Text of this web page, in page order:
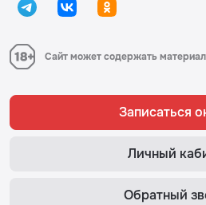
Сайт может содержать
Записаться
Личный
Обратный